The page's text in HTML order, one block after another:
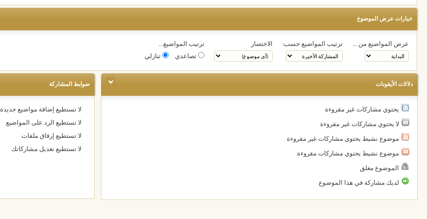
خيارات عرض الموضوع
عرض المواضيع من ... ترتيب المواضيع حسب: الاختصار
ترتيب المواضيع...
تصاعدي
تنازلي
دلالات الأيقونات
يحتوي مشاركات غير مقروءة
لا يحتوي مشاركات غير مقروءة
موضوع نشيط يحتوي مشاركات غير مقروءة
موضوع نشيط يحتوي مشاركات مقروءة
الموضوع مغلق
لديك مشاركة في هذا الموضوع
ضوابط المشاركة
لا تستطيع إضافة مواضيع جديدة
لا تستطيع الرد على المواضيع
لا تستطيع إرفاق ملفات
لا تستطيع تعديل مشاركاتك